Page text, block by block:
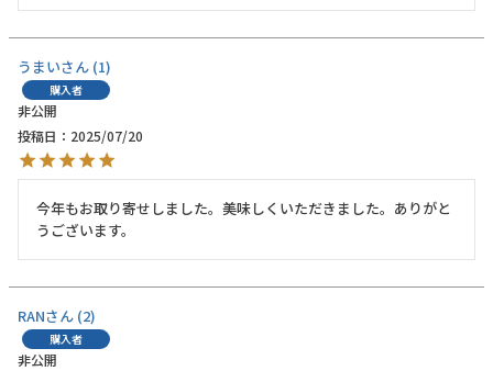
うまい 1
購入者
非公開
投稿日
2025/07/20
今年もお取り寄せしました。美味しくいただきました。ありがと
うございます。
RAN 2
購入者
非公開